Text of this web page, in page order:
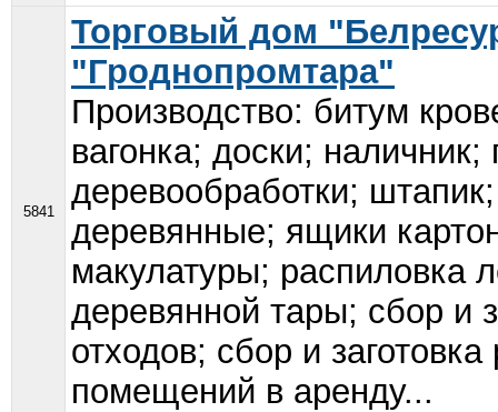
5841
Торговый дом
"Гроднопромтара"
Производство: битум
вагонка; доски;
деревообработки;
деревянные; ящики
макулатуры; распиловка
деревянной тары; сбор и
отходов; сбор и
помещений в аренду...